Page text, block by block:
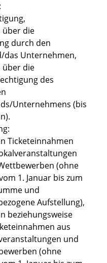
über die
durch den
das Unternehmen,
über die
des
Unternehmens (bis
Ticketeinnahmen
(ohne
1. Januar bis zum
und
Aufstellung),
beziehungsweise
aus
und
(ohne